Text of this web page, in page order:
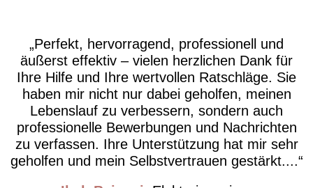
Perfekt, hervorragend, professionell und
äußerst effektiv – vielen herzlichen Dank für
Ihre Hilfe und Ihre wertvollen Ratschläge. Sie
haben mir nicht nur dabei geholfen, meinen
Lebenslauf zu verbessern, sondern auch
professionelle Bewerbungen und Nachrichten
zu verfassen. Ihre Unterstützung hat mir sehr
geholfen und mein Selbstvertrauen gestärkt....